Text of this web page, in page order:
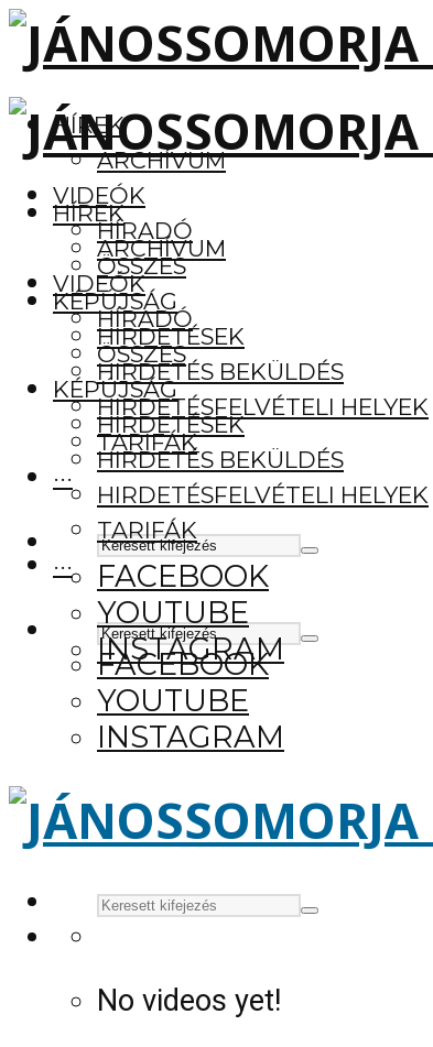
HÍREK
ARCHÍVUM
VIDEÓK
HÍRADÓ
ÖSSZES
KÉPÚJSÁG
HIRDETÉSEK
HIRDETÉS BEKÜLDÉS
HIRDETÉSFELVÉTELI HELYEK
TARIFÁK
···
FACEBOOK
YOUTUBE
INSTAGRAM
HÍREK
ARCHÍVUM
VIDEÓK
HÍRADÓ
ÖSSZES
KÉPÚJSÁG
HIRDETÉSEK
HIRDETÉS BEKÜLDÉS
HIRDETÉSFELVÉTELI HELYEK
TARIFÁK
···
FACEBOOK
YOUTUBE
INSTAGRAM
No videos yet!